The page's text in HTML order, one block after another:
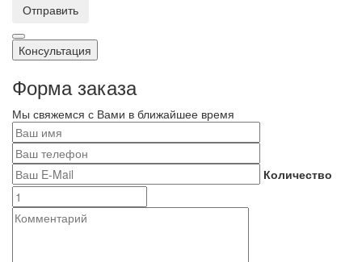
Отправить
Консультация
Форма заказа
Мы свяжемся с Вами в ближайшее время
Количество